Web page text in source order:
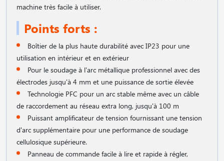
machine très facile à utiliser.
Points forts :
Boîtier de la plus haute durabilité avec IP23 pour une
utilisation en intérieur et en extérieur
Pour le soudage à l'arc métallique professionnel avec des
électrodes jusqu'à 4 mm et une puissance de sortie élevée
Technologie PFC pour un arc stable même avec un câble
de raccordement au réseau extra long, jusqu'à 100 m
Puissant amplificateur de tension fournissant une tension
d'arc supplémentaire pour une performance de soudage
cellulosique supérieure.
Panneau de commande facile à lire et rapide à régler,